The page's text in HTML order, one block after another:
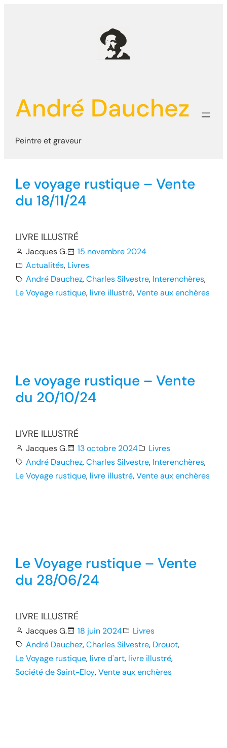
André Dauchez
Peintre et graveur
Le voyage rustique – Vente
du 18/11/24
LIVRE ILLUSTRÉ
Jacques G.
15 novembre 2024
Actualités, Livres
André Dauchez, Charles Silvestre, Interenchères,
Le Voyage rustique, livre illustré, Vente aux enchères
Le voyage rustique – Vente
du 20/10/24
LIVRE ILLUSTRÉ
Jacques G. 13 octobre 2024
Livres
André Dauchez, Charles Silvestre, Interenchères,
Le Voyage rustique, livre illustré, Vente aux enchères
Le Voyage rustique – Vente
du 28/06/24
LIVRE ILLUSTRÉ
Jacques G. 18 juin 2024
Livres
André Dauchez, Charles Silvestre, Drouot,
Le Voyage rustique, livre d'art, livre illustré,
Société de Saint-Eloy, Vente aux enchères